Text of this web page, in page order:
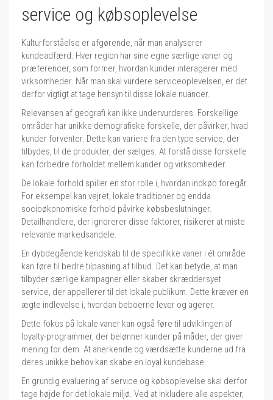
service og købsoplevelse
Kulturforståelse er afgørende, når man analyserer
kundeadfærd. Hver region har sine egne særlige vaner og
præferencer, som former, hvordan kunder interagerer med
virksomheder. Når man skal vurdere serviceoplevelsen, er det
derfor vigtigt at tage hensyn til disse lokale nuancer.
Relevansen af geografi kan ikke undervurderes. Forskellige
områder har unikke demografiske forskelle, der påvirker, hvad
kunder forventer. Dette kan variere fra den type service, der
tilbydes, til de produkter, der sælges. At forstå disse forskelle
kan forbedre forholdet mellem kunder og virksomheder.
De lokale forhold spiller en stor rolle i, hvordan indkøb foregår.
For eksempel kan vejret, lokale traditioner og endda
socioøkonomiske forhold påvirke købsbeslutninger.
Detailhandlere, der ignorerer disse faktorer, risikerer at miste
relevante markedsandele.
En dybdegående kendskab til de specifikke vaner i ét område
kan føre til bedre tilpasning af tilbud. Det kan betyde, at man
tilbyder særlige kampagner eller skaber skræddersyet
service, der appellerer til det lokale publikum. Dette kræver en
ægte indlevelse i, hvordan beboerne lever og agerer.
Dette fokus på lokale vaner kan også føre til udviklingen af
loyalty-programmer, der belønner kunder på måder, der giver
mening for dem. At anerkende og værdsætte kunderne ud fra
deres unikke behov kan skabe en loyal kundebase.
En grundig evaluering af service og købsoplevelse skal derfor
tage højde for det lokale miljø. Ved at inkludere alle aspekter,